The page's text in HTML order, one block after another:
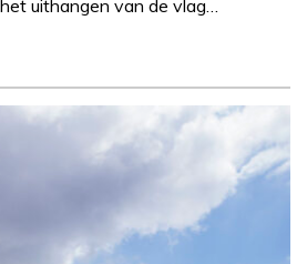
uithangen van de vlag…